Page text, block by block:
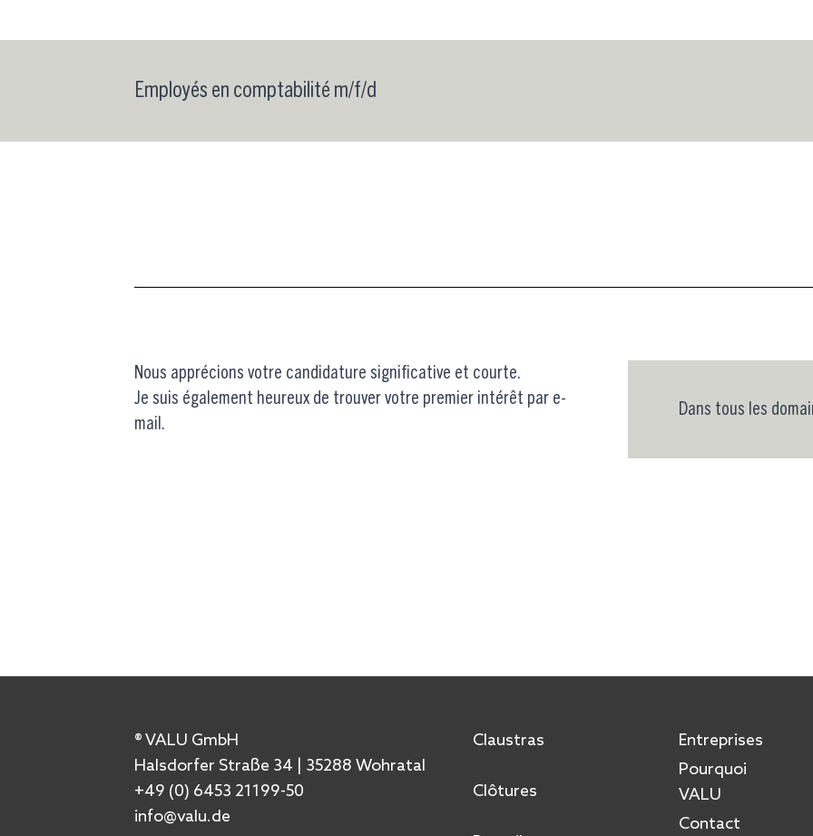
Employés en comptabilité m/f/d
Nous apprécions votre candidature significative et courte.
Je suis également heureux de trouver votre premier intérêt par e-
mail.
Dans tous les
® VALU GmbH
Halsdorfer Straße 34 | 35288 Wohratal
+49 (0) 6453 21199-50
info@valu.de
Claustras
Clôtures
Entreprises
Pourquoi
VALU
Contact